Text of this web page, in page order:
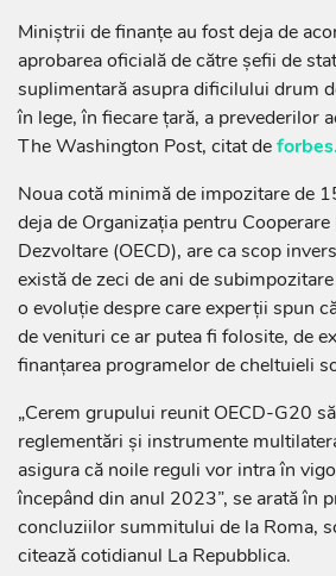
Miniștrii de finanțe au fost deja de
aprobarea oficială de către șefii de
suplimentară asupra dificilului drum
în lege, în fiecare țară, a prevederilor
The Washington Post, citat de
Noua cotă minimă de impozitare de
deja de Organizaţia pentru
Dezvoltare (OECD), are ca scop
există de zeci de ani de
o evoluție despre care experții spun
de venituri ce ar putea fi folosite, de
finanțarea programelor de cheltuieli
„Cerem grupului reunit OECD-G20
reglementări şi instrumente
asigura că noile reguli vor intra în
începând din anul 2023”, se arată în
concluziilor summitului de la Roma,
citează cotidianul La Repubblica.